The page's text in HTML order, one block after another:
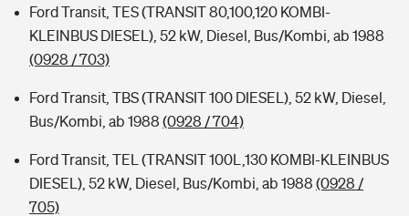
Ford Transit, TES (TRANSIT 80,100,120 KOMBI-
KLEINBUS DIESEL), 52 kW, Diesel, Bus/Kombi, ab 1988
(0928 / 703)
Ford Transit, TBS (TRANSIT 100 DIESEL), 52 kW, Diesel,
Bus/Kombi, ab 1988 (0928 / 704)
Ford Transit, TEL (TRANSIT 100L,130 KOMBI-KLEINBUS
DIESEL), 52 kW, Diesel, Bus/Kombi, ab 1988 (0928 /
705)